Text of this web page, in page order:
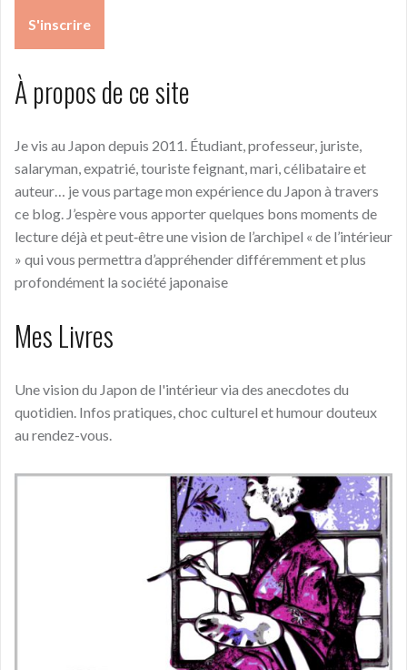
À propos de ce site
Je vis au Japon depuis 2011. Étudiant, professeur, juriste,
salaryman, expatrié, touriste feignant, mari, célibataire et
auteur… je vous partage mon expérience du Japon à travers
ce blog. J’espère vous apporter quelques bons moments de
lecture déjà et peut‑être une vision de l’archipel « de l’intérieur
» qui vous permettra d’appréhender différemment et plus
profondément la société japonaise
Mes Livres
Une vision du Japon de l'intérieur via des anecdotes du
quotidien. Infos pratiques, choc culturel et humour douteux
au rendez-vous.